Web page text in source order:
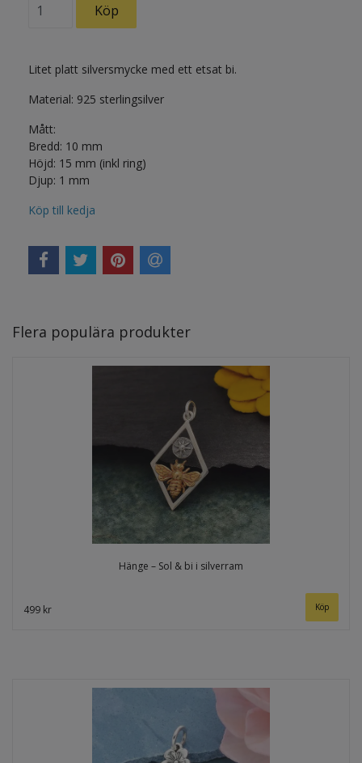
Litet platt silversmycke med ett etsat bi.
Material: 925 sterlingsilver
Mått:
Bredd: 10 mm
Höjd: 15 mm (inkl ring)
Djup: 1 mm
Köp till kedja
Flera populära produkter
Hänge – Sol & bi i silverram
499 kr